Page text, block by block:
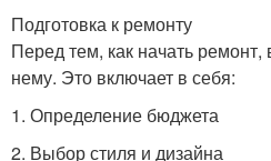
Подготовка к ремонту
Перед тем, как начать ремонт,
нему. Это включает в себя:
1. Определение бюджета
2. Выбор стиля и дизайна